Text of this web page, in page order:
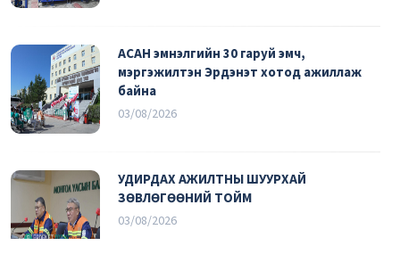
АСАН эмнэлгийн 30 гаруй эмч,
мэргэжилтэн Эрдэнэт хотод ажиллаж
байна
03/08/2026
УДИРДАХ АЖИЛТНЫ ШУУРХАЙ
ЗӨВЛӨГӨӨНИЙ ТОЙМ
03/08/2026